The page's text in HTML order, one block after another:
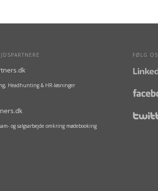
Headhunting & HR-løsninger
og salgsarbejde omkring mødebooking
FØLG OS